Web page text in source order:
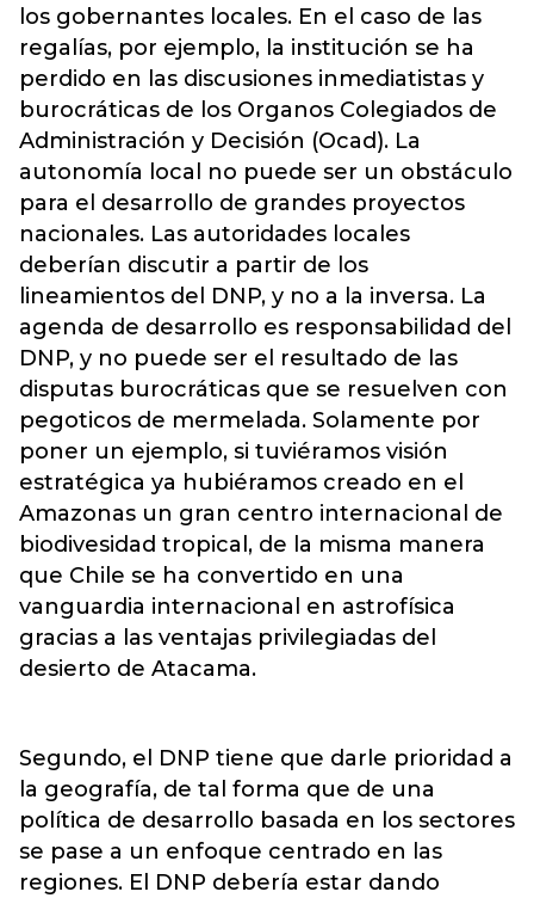
los gobernantes locales. En el caso de las
regalías, por ejemplo, la institución se ha
perdido en las discusiones inmediatistas y
burocráticas de los Organos Colegiados de
Administración y Decisión (Ocad). La
autonomía local no puede ser un obstáculo
para el desarrollo de grandes proyectos
nacionales. Las autoridades locales
deberían discutir a partir de los
lineamientos del DNP, y no a la inversa. La
agenda de desarrollo es responsabilidad del
DNP, y no puede ser el resultado de las
disputas burocráticas que se resuelven con
pegoticos de mermelada. Solamente por
poner un ejemplo, si tuviéramos visión
estratégica ya hubiéramos creado en el
Amazonas un gran centro internacional de
biodivesidad tropical, de la misma manera
que Chile se ha convertido en una
vanguardia internacional en astrofísica
gracias a las ventajas privilegiadas del
desierto de Atacama.
Segundo, el DNP tiene que darle prioridad a
la geografía, de tal forma que de una
política de desarrollo basada en los sectores
se pase a un enfoque centrado en las
regiones. El DNP debería estar dando